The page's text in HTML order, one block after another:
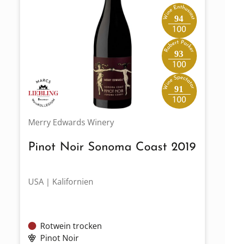
94
93
91
Merry Edwards Winery
Pinot Noir Sonoma Coast 2019
USA | Kalifornien
Rotwein trocken
Pinot Noir